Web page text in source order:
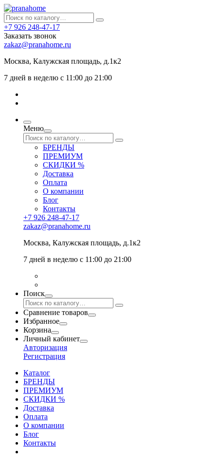
+7 926 248-47-17
Заказать звонок
zakaz@pranahome.ru
Москва, Калужская площадь, д.1к2
7 дней в неделю с 11:00 до 21:00
Меню
БРЕНДЫ
ПРЕМИУМ
СКИДКИ %
Доставка
Оплата
О компании
Блог
Контакты
+7 926 248-47-17
zakaz@pranahome.ru
Москва, Калужская площадь, д.1к2
7 дней в неделю с 11:00 до 21:00
Поиск
Сравнение товаров
Избранное
Корзина
Личный кабинет
Авторизация
Регистрация
Каталог
БРЕНДЫ
ПРЕМИУМ
СКИДКИ %
Доставка
Оплата
О компании
Блог
Контакты